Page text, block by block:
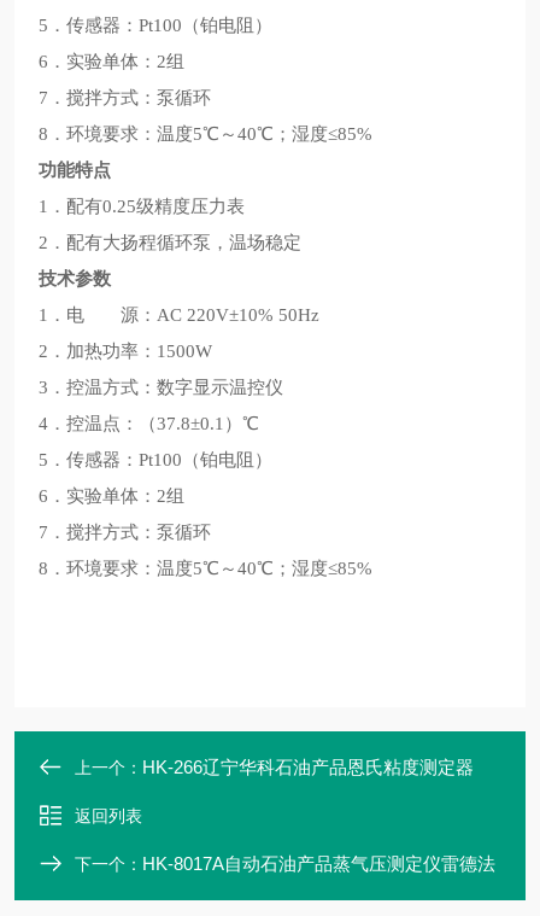
5．传感器：Pt100（铂电阻）
6．实验单体：2组
7．搅拌方式：泵循环
8．环境要求：温度5℃～40℃；湿度≤85%
功能特点
1．配有0.25级精度压力表
2．配有大扬程循环泵，温场稳定
技术参数
1．电 源：AC 220V±10% 50Hz
2．加热功率：1500W
3．控温方式：数字显示温控仪
4．控温点：（37.8±0.1）℃
5．传感器：Pt100（铂电阻）
6．实验单体：2组
7．搅拌方式：泵循环
8．环境要求：温度5℃～40℃；湿度≤85%
上一个： HK-266辽宁华科石油产品恩氏粘度测定器
返回列表
下一个： HK-8017A自动石油产品蒸气压测定仪雷德法